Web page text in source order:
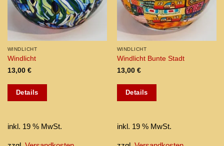
WINDLICHT
Windlicht
13,00 €
Details
inkl. 19 % MwSt.
WINDLICHT
Windlicht Bunte Stadt
13,00 €
Details
inkl. 19 % MwSt.